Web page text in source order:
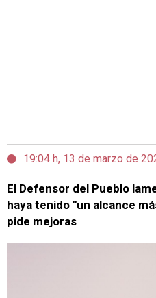
19:04 h, 13 de marzo de
El Defensor del Pueblo
haya tenido "un alcance
pide mejoras